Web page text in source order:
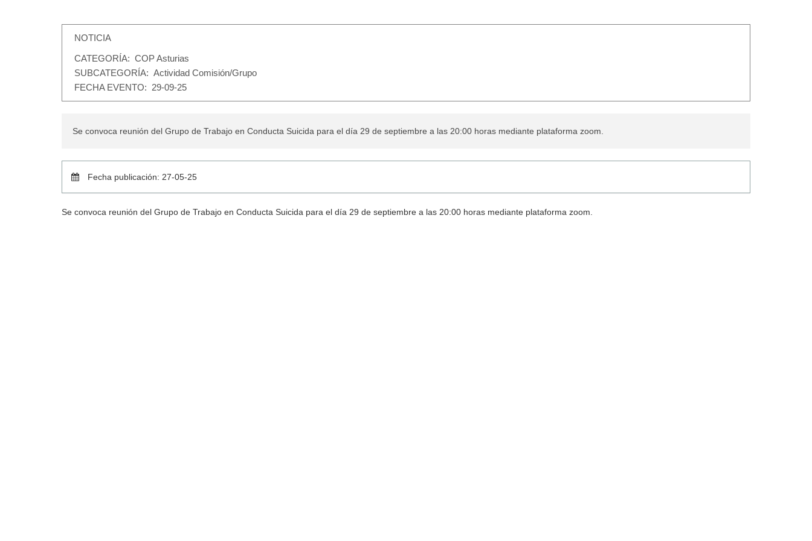
NOTICIA
CATEGORÍA: COP Asturias
SUBCATEGORÍA: Actividad Comisión/Grupo
FECHA EVENTO: 29-09-25
Se convoca reunión del Grupo de Trabajo en Conducta Suicida para el día 29 de septiembre a las 20:00 horas mediante plataforma zoom.
Fecha publicación: 27-05-25
Se convoca reunión del Grupo de Trabajo en Conducta Suicida para el día 29 de septiembre a las 20:00 horas mediante plataforma zoom.